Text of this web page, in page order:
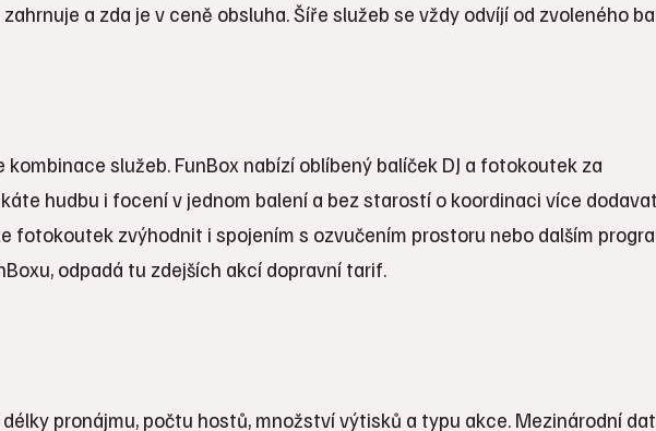
a zda je v ceně obsluha. Šíře služeb se vždy odvíjí od zvoleného
kombinace služeb. FunBox nabízí oblíbený balíček DJ a fotokoutek za
hudbu i focení v jednom balení a bez starostí o koordinaci více
fotokoutek zvýhodnit i spojením s ozvučením prostoru nebo dalším
odpadá tu zdejších akcí dopravní tarif.
pronájmu, počtu hostů, množství výtisků a typu akce. Mezinárodní